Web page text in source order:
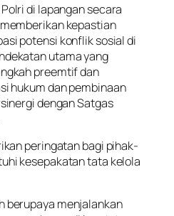
di lapangan secara
kepastian
potensi konflik sosial di
utama yang
preemtif dan
hukum dan pembinaan
dengan Satgas
peringatan bagi pihak-
kesepakatan tata kelola
berupaya menjalankan